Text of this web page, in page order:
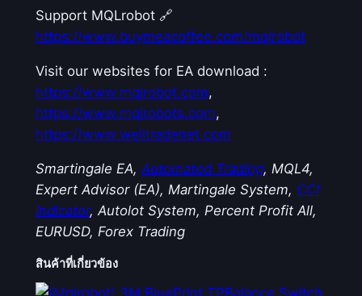
ร์
ต
ม
ร
ะ
ย
ที่
ห
ด
พ
Support MQLrobot 🔗
https://www.buymeacoffee.com/mqlrobot
Visit our websites for EA download :
https://www.mqlrobot.com,
https://www.mqlrobots.com,
https://www.welltradenet.com
Smartingale EA, Automated Trading, MQL4,
Expert Advisor (EA), Martingale System, CCI
Indicator, Autolot System, Percent Profit All,
EURUSD, Forex Trading
สินค้าที่เกี่ยวข้อง